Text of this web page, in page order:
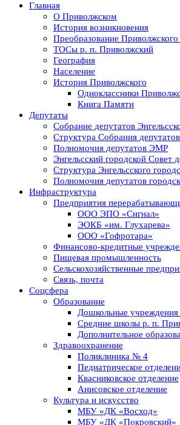
Главная
О Приволжском
История возникновения
Преобразование
ТОСы р. п. Приволжский
География
Население
История Приволжского
Одноклассники
Книга Памяти
Депутаты
Собрание депутатов
Структура Собрания
Полномочия депутатов ЭМР
Энгельсский городской Совет
Структура Энгельсского
Полномочия депутатов
Инфраструктура
Предприятия
ООО ЭПО «Сигнал»
ЭОКБ «им. Глухарева»
ООО «Гофротара»
Финансово-кредитные
Пищевая промышленность
Сельскохозяйственные
Связь, почта
Соцсфера
Образование
Дошкольные
Средние школы р. п.
Дополнительное
Здравоохранение
Поликлиника № 4
Педиатрическое
Квасниковское отделение
Анисовское отделение
Культура и искусство
МБУ «ДК «Восход»
МБУ «ДК «Покровский»